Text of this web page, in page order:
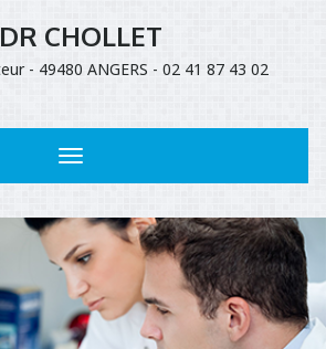
DR CHOLLET
6 avenue pasteur - 49480 ANGERS - 02 41 87 43 02
Toggle
navigation